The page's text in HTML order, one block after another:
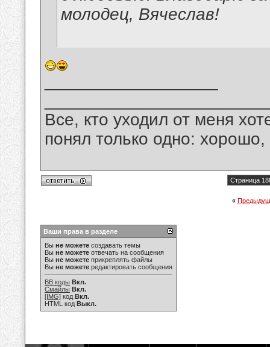
молодец, Вячеслав!
Все, кто уходил от меня
понял только одно:
Страница
«
Ваши права в разделе
Вы не можете создавать темы
Вы не можете отвечать на сообщения
Вы не можете прикреплять файлы
Вы не можете редактировать сообщения
BB коды Вкл.
Смайлы Вкл.
[IMG] код Вкл.
HTML код Выкл.